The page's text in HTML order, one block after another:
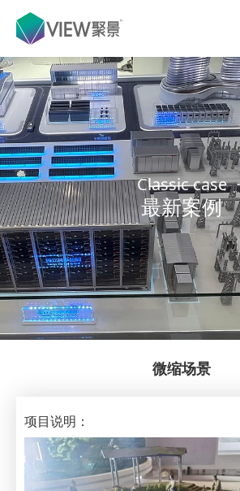
Classic case
最新案例
微缩场景
项目说明：